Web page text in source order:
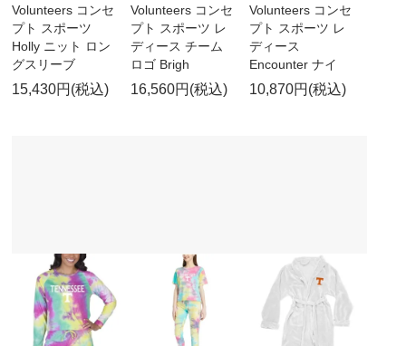
Volunteers コンセ
プト スポーツ
Holly ニット ロン
グスリーブ
15,430円(税込)
Volunteers コンセ
プト スポーツ レ
ディース チーム
ロゴ Brigh
16,560円(税込)
Volunteers コンセ
プト スポーツ レ
ディース
Encounter ナイ
10,870円(税込)